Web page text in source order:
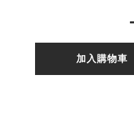
加入購物車